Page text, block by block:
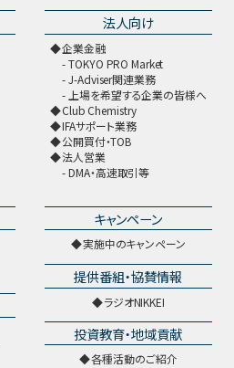
法人向け
企業金融
TOKYO PRO Market
J-Adviser関連業務
上場を希望する企業の皆様へ
Club Chemistry
IFAサポート業務
公開買付・TOB
法人営業
DMA・高速取引等
キャンペーン
実施中のキャンペーン
提供番組・協賛情報
ラジオNIKKEI
投資教育・地域貢献
各種活動のご紹介